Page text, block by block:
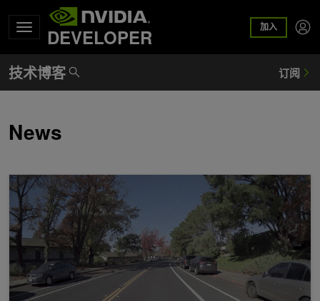
DEVELOPER 加入
News
使用深度学习框架 fVDB 根据真实的 3D 数据构建空间智能